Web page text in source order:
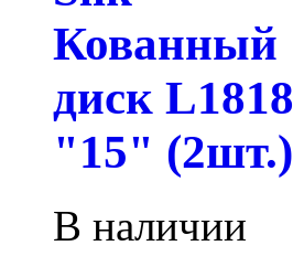
Кованный
диск L1818
"15" (2шт.)
В наличии